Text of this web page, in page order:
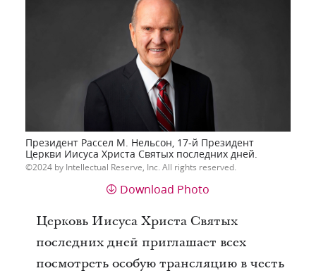
Президент Рассел М. Нельсон, 17-й Президент
Церкви Иисуса Христа Святых последних дней.
2024 by Intellectual Reserve, Inc. All rights reserved.
Download Photo
Церковь Иисуса Христа Святых
последних дней приглашает всех
посмотреть особую трансляцию в честь